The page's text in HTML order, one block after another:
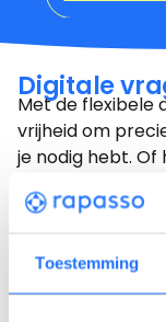
Toestemming
Digitale
Met de flexibele
vrijheid om
je nodig hebt.
medische
je kan de
cliëntportaal
vragenlijst direct